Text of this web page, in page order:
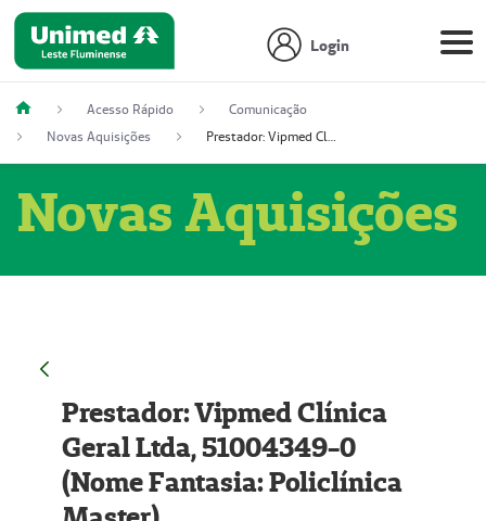
Login
Acesso Rápido
Comunicação
Novas Aquisições
Prestador: Vipmed Clínica Geral Ltda, 51004349-0 (Nome Fantasia: Policlínica Master)
Novas Aquisições
Prestador: Vipmed Clínica
Geral Ltda, 51004349-0
(Nome Fantasia: Policlínica